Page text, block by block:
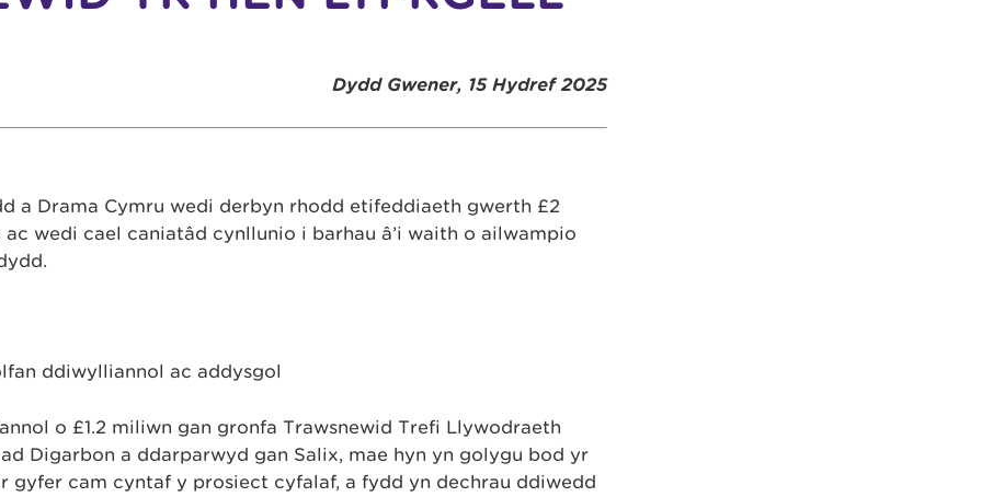
Dydd Gwener, 15 Hydref 2025
a Drama Cymru wedi derbyn rhodd etifeddiaeth gwerth £2
wedi cael caniatâd cynllunio i barhau â’i waith o ailwampio
ddiwylliannol ac addysgol
o £1.2 miliwn gan gronfa Trawsnewid Trefi Llywodraeth
Digarbon a ddarparwyd gan Salix, mae hyn yn golygu bod yr
gyfer cam cyntaf y prosiect cyfalaf, a fydd yn dechrau ddiwedd